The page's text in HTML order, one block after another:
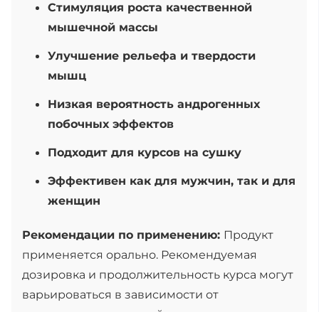
Стимуляция роста качественной
мышечной массы
Улучшение рельефа и твердости
мышц
Низкая вероятность андрогенных
побочных эффектов
Подходит для курсов на сушку
Эффективен как для мужчин, так и для
женщин
Рекомендации по применению: Продукт
применяется орально. Рекомендуемая
дозировка и продолжительность курса могут
варьироваться в зависимости от